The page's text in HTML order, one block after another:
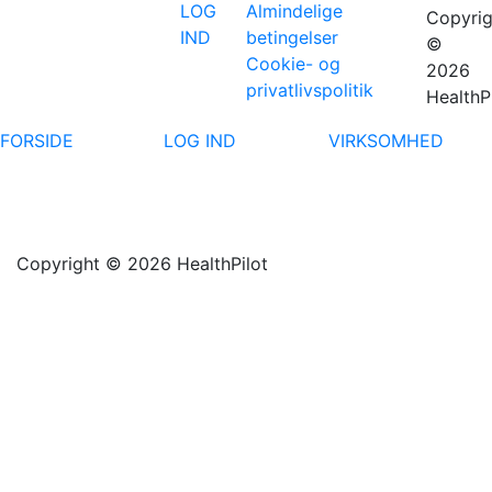
LOG
IND
Almindelige
betingelser
Cookie- og
privatlivspolitik
©
2026
FORSIDE
LOG IND VIRKSOMHED
Copyright © 2026 HealthPilot